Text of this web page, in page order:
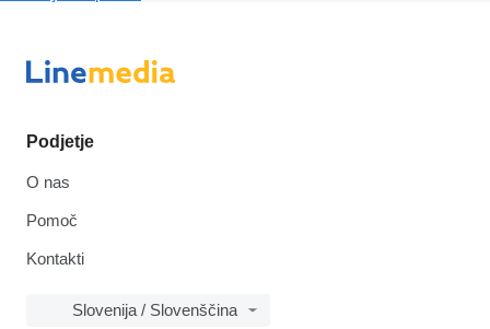
Podjetje
O nas
Pomoč
Kontakti
Slovenija / Slovenščina